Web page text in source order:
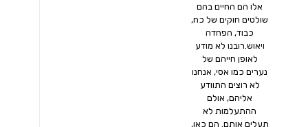
אלו הם החיים בהם
שולטים חוקים של כח,
כבוד, הפחדה
ויאוש.רובנו לא מודע
לאופן חייהם של
נערים כמו אסי, אנחנו
לא רוצים התוודע
אליהם, אולם
ההתעלמות לא
תעלים אותם. הם כאן,